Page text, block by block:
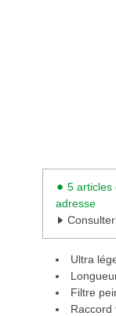
5 articles
adresse
Ultra
Filtre
Raccord